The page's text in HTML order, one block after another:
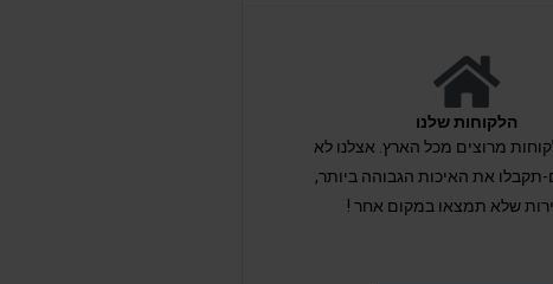
הלקוחות שלנו
לקוחות מרוצים מכל הארץ. אצלנו לא
את האיכות הגבוהה ביותר,
שלא תמצאו במקום אחר !